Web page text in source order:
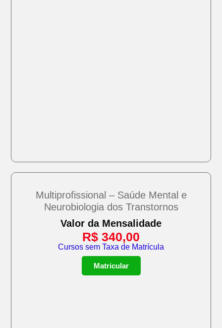
Multiprofissional – Saúde Mental e
Neurobiologia dos Transtornos
Valor da Mensalidade
R$ 340,00
Cursos sem Taxa de Matrícula
Matricular